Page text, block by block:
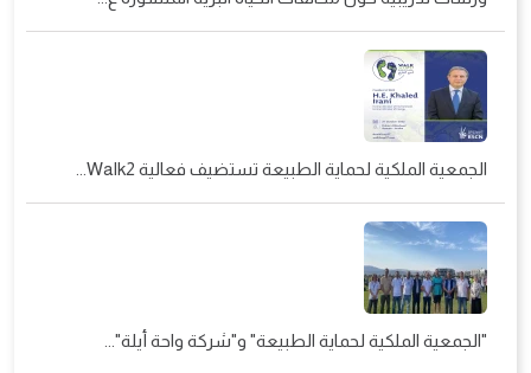
الجمعية الملكية لحماية الطبيعة تستضيف فعالية Walk2...
"الجمعية الملكية لحماية الطبيعة" و"شركة واحة أيلة"...